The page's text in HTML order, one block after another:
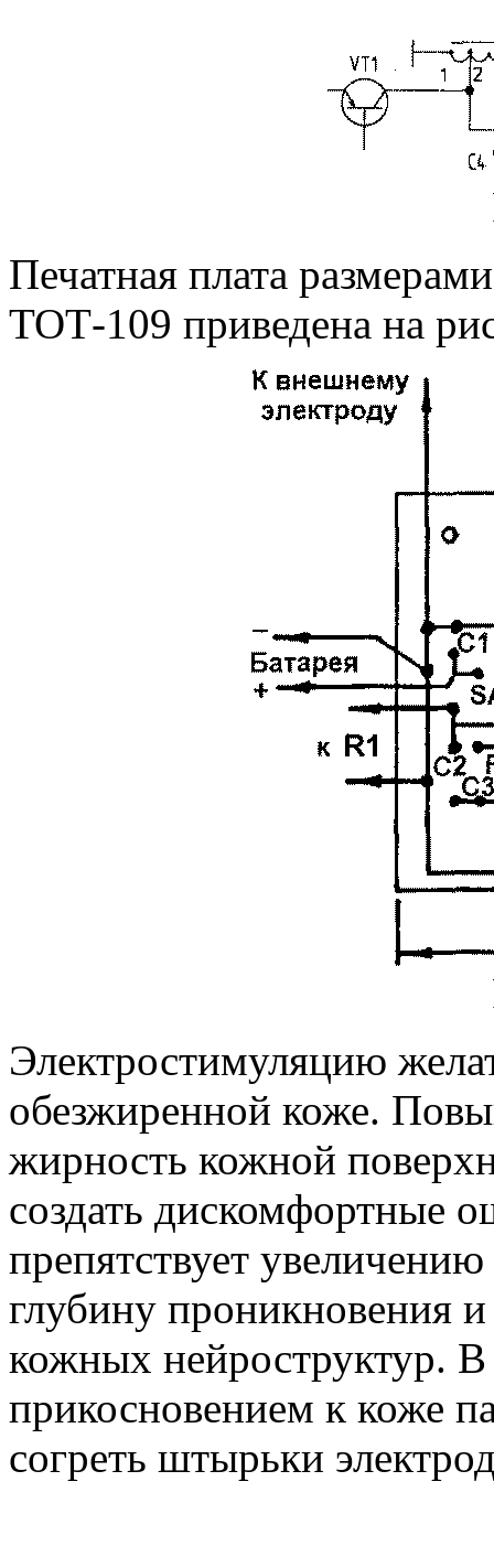
Печатная плата
ТОТ-109 приведена на
Электростимуляцию
обезжиренной коже.
жирность кожной
создать дискомфортные
препятствует
глубину проникновения
кожных нейроструктур.
прикосновением к коже
согреть штырьки